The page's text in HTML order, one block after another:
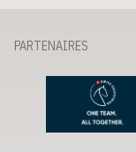
PARTENAIRES